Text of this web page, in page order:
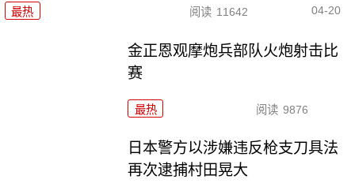
最热 阅读 11642 04-20
金正恩观摩炮兵部队火炮射击比
赛
最热 阅读 9876
日本警方以涉嫌违反枪支刀具法
再次逮捕村田晃大